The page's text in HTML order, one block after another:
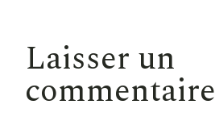
Laisser un
commentaire